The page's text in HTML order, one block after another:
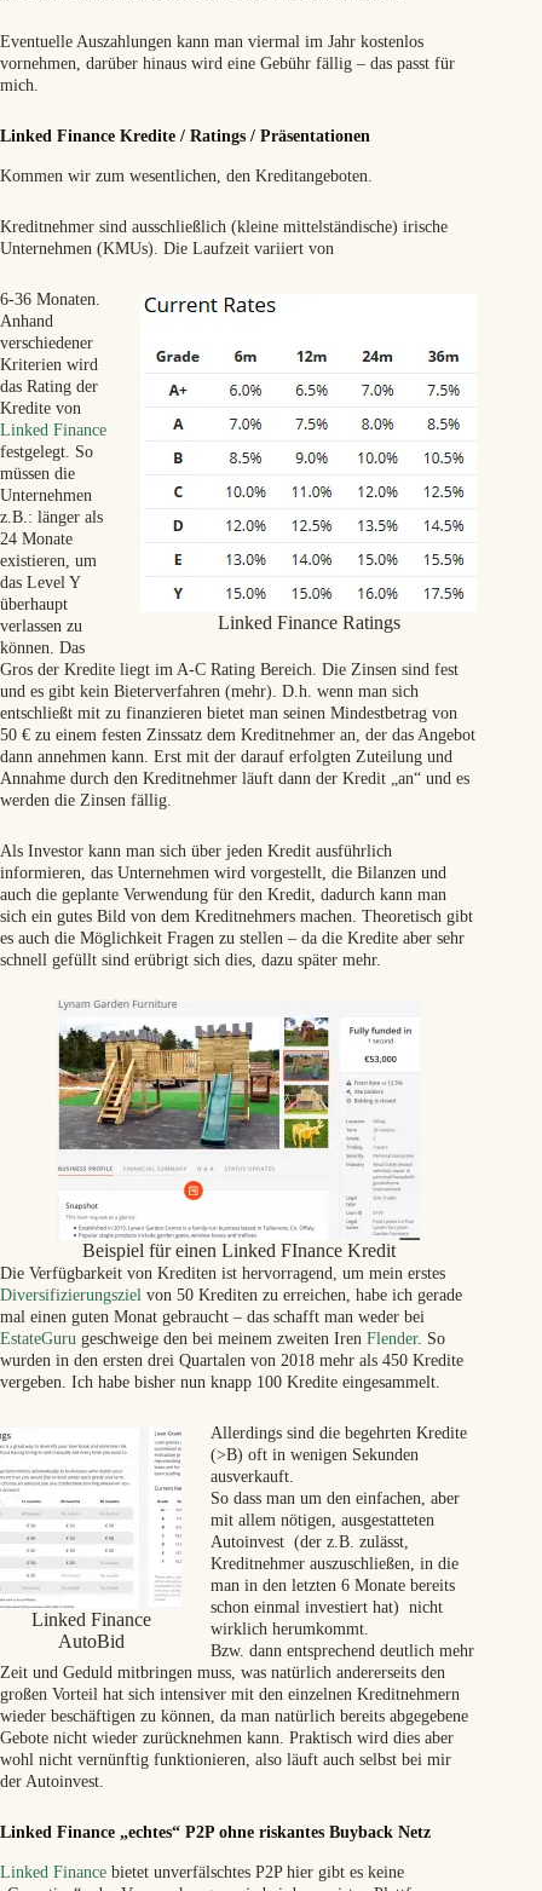
Eventuelle Auszahlungen kann man viermal im Jahr kostenlos
vornehmen, darüber hinaus wird eine Gebühr fällig – das passt für
mich.
Linked Finance Kredite / Ratings / Präsentationen
Kommen wir zum wesentlichen, den Kreditangeboten.
Kreditnehmer sind ausschließlich (kleine mittelständische) irische
Unternehmen (KMUs). Die Laufzeit variiert von
Linked Finance Ratings
6-36 Monaten.
Anhand
verschiedener
Kriterien wird
das Rating der
Kredite von
Linked Finance
festgelegt. So
müssen die
Unternehmen
z.B.: länger als
24 Monate
existieren, um
das Level Y
überhaupt
verlassen zu
können. Das
Gros der Kredite liegt im A-C Rating Bereich. Die Zinsen sind fest
und es gibt kein Bieterverfahren (mehr). D.h. wenn man sich
entschließt mit zu finanzieren bietet man seinen Mindestbetrag von
50 € zu einem festen Zinssatz dem Kreditnehmer an, der das Angebot
dann annehmen kann. Erst mit der darauf erfolgten Zuteilung und
Annahme durch den Kreditnehmer läuft dann der Kredit „an“ und es
werden die Zinsen fällig.
Als Investor kann man sich über jeden Kredit ausführlich
informieren, das Unternehmen wird vorgestellt, die Bilanzen und
auch die geplante Verwendung für den Kredit, dadurch kann man
sich ein gutes Bild von dem Kreditnehmers machen. Theoretisch gibt
es auch die Möglichkeit Fragen zu stellen – da die Kredite aber sehr
schnell gefüllt sind erübrigt sich dies, dazu später mehr.
Beispiel für einen Linked FInance Kredit
Die Verfügbarkeit von Krediten ist hervorragend, um mein erstes
Diversifizierungsziel von 50 Krediten zu erreichen, habe ich gerade
mal einen guten Monat gebraucht – das schafft man weder bei
EstateGuru geschweige den bei meinem zweiten Iren Flender. So
wurden in den ersten drei Quartalen von 2018 mehr als 450 Kredite
vergeben. Ich habe bisher nun knapp 100 Kredite eingesammelt.
Linked Finance
AutoBid
Allerdings sind die begehrten Kredite
(>B) oft in wenigen Sekunden
ausverkauft.
So dass man um den einfachen, aber
mit allem nötigen, ausgestatteten
Autoinvest (der z.B. zulässt,
Kreditnehmer auszuschließen, in die
man in den letzten 6 Monate bereits
schon einmal investiert hat) nicht
wirklich herumkommt.
Bzw. dann entsprechend deutlich mehr
Zeit und Geduld mitbringen muss, was natürlich andererseits den
großen Vorteil hat sich intensiver mit den einzelnen Kreditnehmern
wieder beschäftigen zu können, da man natürlich bereits abgegebene
Gebote nicht wieder zurücknehmen kann. Praktisch wird dies aber
wohl nicht vernünftig funktionieren, also läuft auch selbst bei mir
der Autoinvest.
Linked Finance „echtes“ P2P ohne riskantes Buyback Netz
Linked Finance bietet unverfälschtes P2P hier gibt es keine